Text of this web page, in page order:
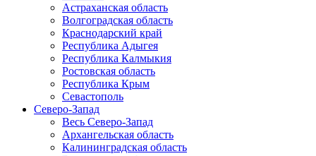
Астраханская область
Волгоградская область
Краснодарский край
Республика Адыгея
Республика Калмыкия
Ростовская область
Республика Крым
Севастополь
Северо-Запад
Весь Северо-Запад
Архангельская область
Калининградская область